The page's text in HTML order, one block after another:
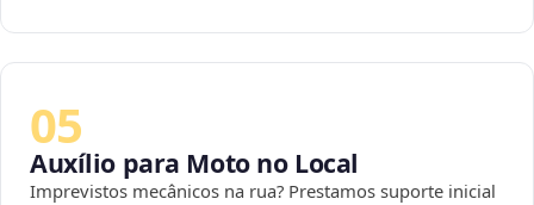
05
Auxílio para Moto no Local
Imprevistos mecânicos na rua? Prestamos suporte inicial